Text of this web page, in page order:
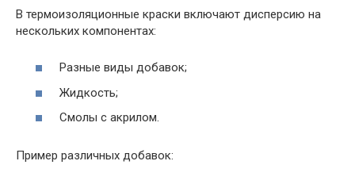
В термоизоляционные краски включают дисперсию на
нескольких компонентах:
Разные виды добавок;
Жидкость;
Смолы с акрилом.
Пример различных добавок: